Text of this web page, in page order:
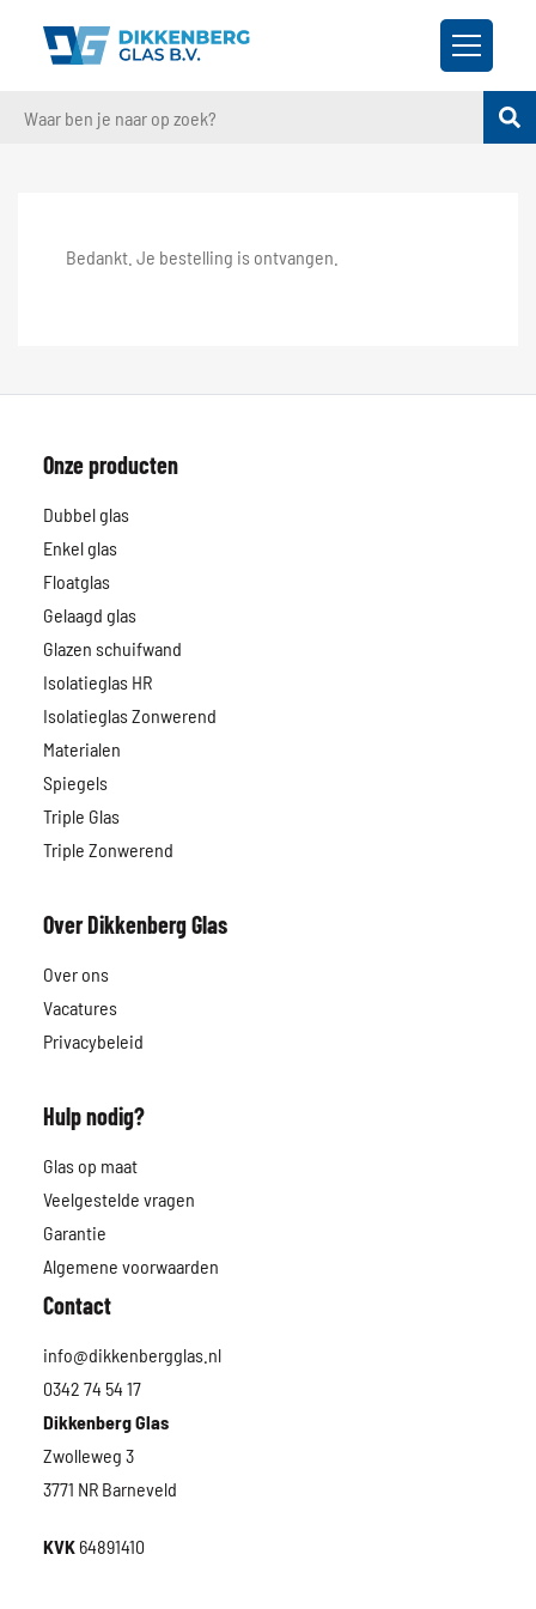
Bedankt. Je bestelling is ontvangen.
Onze producten
Dubbel glas
Enkel glas
Floatglas
Gelaagd glas
Glazen schuifwand
Isolatieglas HR
Isolatieglas Zonwerend
Materialen
Spiegels
Triple Glas
Triple Zonwerend
Over Dikkenberg Glas
Over ons
Vacatures
Privacybeleid
Hulp nodig?
Glas op maat
Veelgestelde vragen
Garantie
Algemene voorwaarden
Contact
info@dikkenbergglas.nl
0342 74 54 17
Dikkenberg Glas
Zwolleweg 3
3771 NR Barneveld
KVK64891410